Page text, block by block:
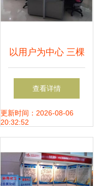
以用户为中心 三棵
树400服务热线全
面升级
查看详情
更新时间：2026-08-06
20:32:52